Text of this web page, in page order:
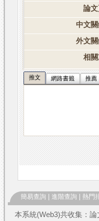
論
中文
外文
相
推文 網路書籤 推薦
簡易查詢 進階查詢 熱門
本系統(Web3)共收集：論